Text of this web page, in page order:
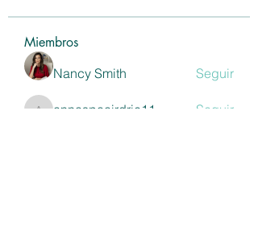
Miembros
Nancy Smith Seguir
annaspaairdrie11 Seguir